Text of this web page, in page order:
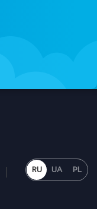
RU UA PL